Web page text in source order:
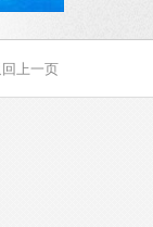
上一页